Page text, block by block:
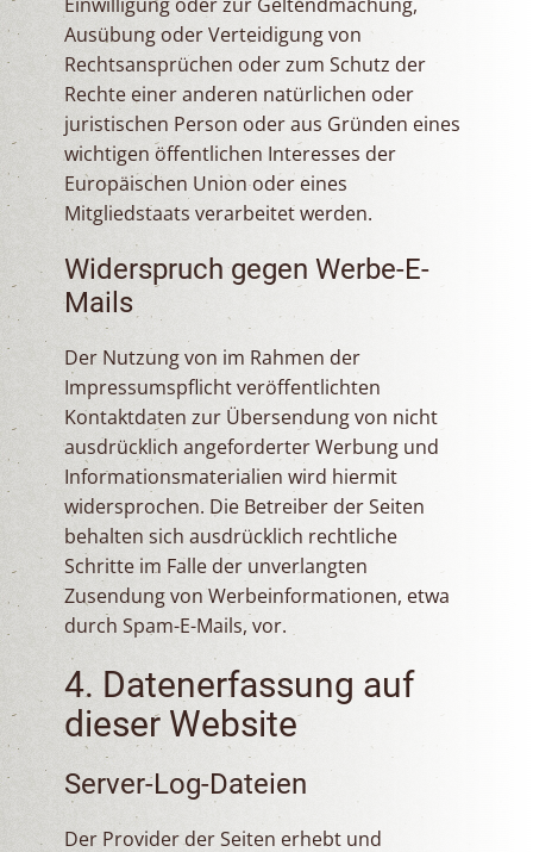
Ausübung oder Verteidigung von
Rechtsansprüchen oder zum Schutz der
Rechte einer anderen natürlichen oder
juristischen Person oder aus Gründen eines
wichtigen öffentlichen Interesses der
Europäischen Union oder eines
Mitgliedstaats verarbeitet werden.
Widerspruch gegen Werbe-E-
Mails
Der Nutzung von im Rahmen der
Impressumspflicht veröffentlichten
Kontaktdaten zur Übersendung von nicht
ausdrücklich angeforderter Werbung und
Informationsmaterialien wird hiermit
widersprochen. Die Betreiber der Seiten
behalten sich ausdrücklich rechtliche
Schritte im Falle der unverlangten
Zusendung von Werbeinformationen, etwa
durch Spam-E-Mails, vor.
4. Datenerfassung auf
dieser Website
Server-Log-Dateien
Der Provider der Seiten erhebt und